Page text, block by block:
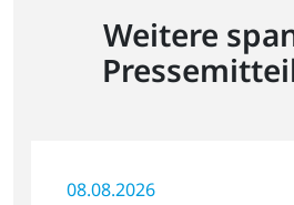
Weitere
08.08.2026